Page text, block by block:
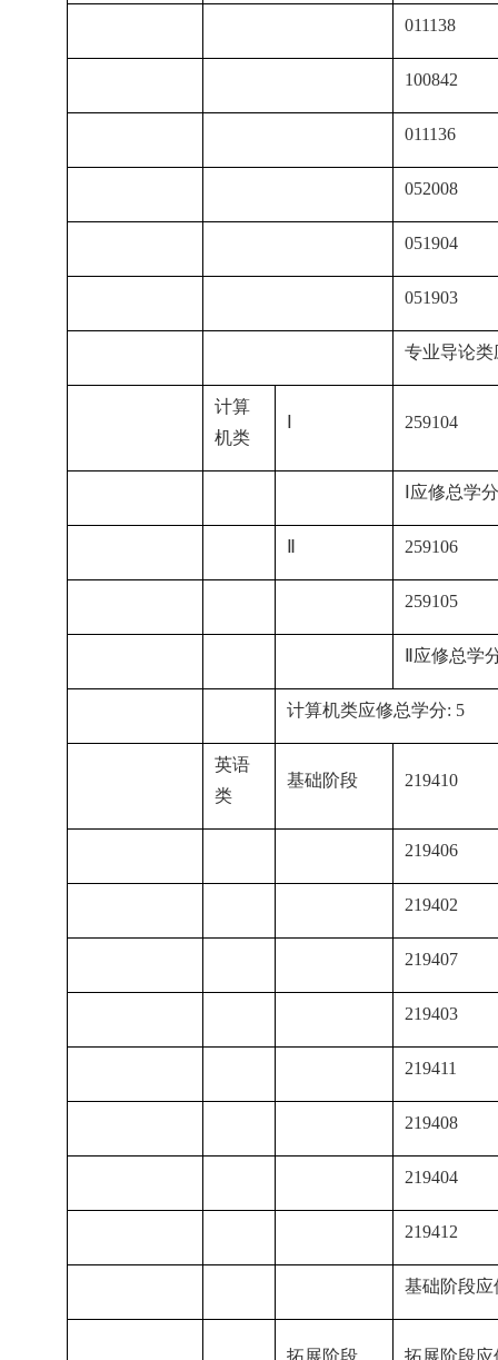
011138
100842
011136
052008
051904
051903
专业导论
计算
机类
259104
Ⅰ应修总学
259106
259105
Ⅱ应修总学
计算机类应修总学分: 5
英语
类
基础阶段 219410
219406
219402
219407
219403
219411
219408
219404
219412
基础阶段应
拓展阶段 拓展阶段应